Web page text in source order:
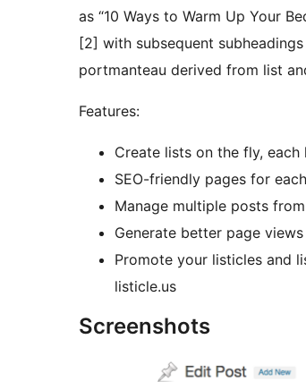
as “10 Ways to Warm Up Your
[2] with subsequent
portmanteau derived from list
Features:
Create lists on the fly,
SEO-friendly pages for
Manage multiple posts
Generate better page
Promote your listicles and
listicle.us
Screenshots